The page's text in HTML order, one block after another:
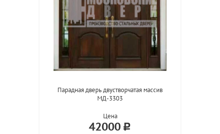
Парадная дверь двустворчатая массив
МД-3303
Цена
42000